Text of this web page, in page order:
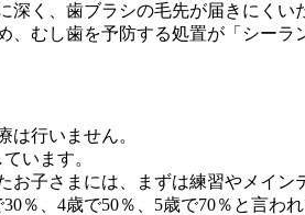
深く、歯ブラシの毛先が届きにくい
、むし歯を予防する処置が「シー
は行いません。
います。
お子さまには、まずは練習やメイ
％、4歳で50％、5歳で70％と言われ